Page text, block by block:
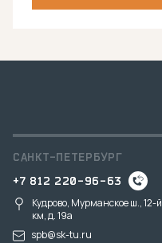
САНКТ-ПЕТЕРБУРГ
+7 812 220-96-63
Кудрово, Мурманское ш., 12-й
км, д. 19a
spb@sk-tu.ru